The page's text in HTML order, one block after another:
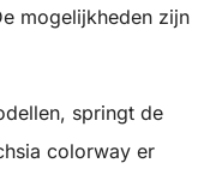
mogelijkheden zijn
springt de
colorway er